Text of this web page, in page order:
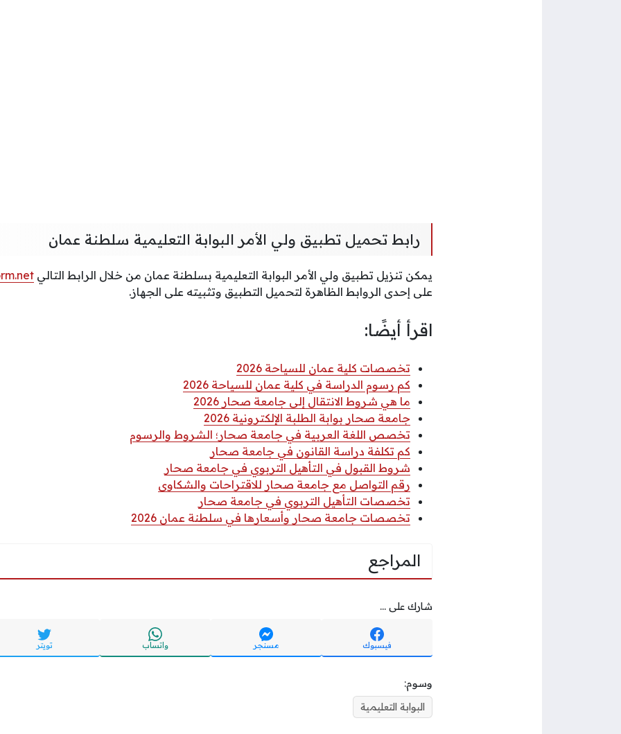
رابط تحميل تطبيق ولي الأمر البوابة التعليمية سلطنة عمان
يمكن تنزيل تطبيق ولي الأمر البوابة التعليمية بسلطنة عمان من خلال الرابط التالي
على إحدى الروابط الظاهرة لتحميل التطبيق وتثبيته على الجهاز.
اقرأ أيضًا:
تخصصات كلية عمان للسياحة 2026
كم رسوم الدراسة في كلية عمان للسياحة 2026
ما هي شروط الانتقال إلى جامعة صحار 2026
جامعة صحار بوابة الطلبة الإلكترونية 2026
تخصص اللغة العربية في جامعة صحار؛ الشروط والرسوم
كم تكلفة دراسة القانون في جامعة صحار
شروط القبول في التأهيل التربوي في جامعة صحار
رقم التواصل مع جامعة صحار للاقتراحات والشكاوى
تخصصات التأهيل التربوي في جامعة صحار
تخصصات جامعة صحار وأسعارها في سلطنة عمان 2026
المراجع
شارك على ...
فيسبوك مسنجر واتساب تويتر
وسوم:
البوابة التعليمية